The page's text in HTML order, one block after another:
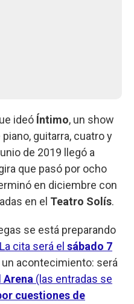
ideó Íntimo, un show
guitarra, cuatro y
de 2019 llegó a
que pasó por ocho
en diciembre con
en el Teatro Solís.
se está preparando
La cita será el sábado 7
acontecimiento: será
Arena (las entradas se
cuestiones de